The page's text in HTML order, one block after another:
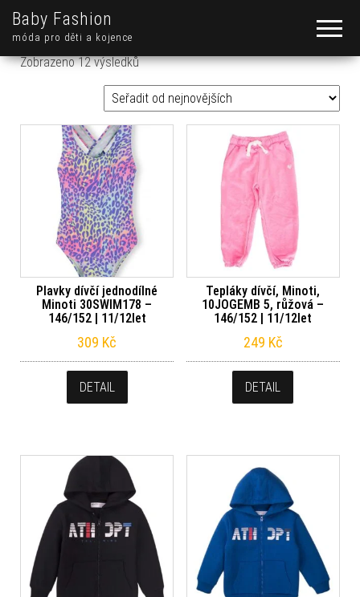
Baby Fashion
móda pro děti a kojence
Zobrazeno 12 výsledkůSeřazeno od nejnovějších
Plavky dívčí jednodílné
Minoti 30SWIM178 –
146/152 | 11/12let
309 Kč
DETAIL
Tepláky dívčí, Minoti,
10JOGEMB 5, růžová –
146/152 | 11/12let
249 Kč
DETAIL